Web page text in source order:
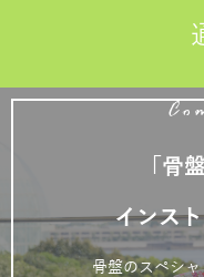
「骨
インス
骨盤のスペシ